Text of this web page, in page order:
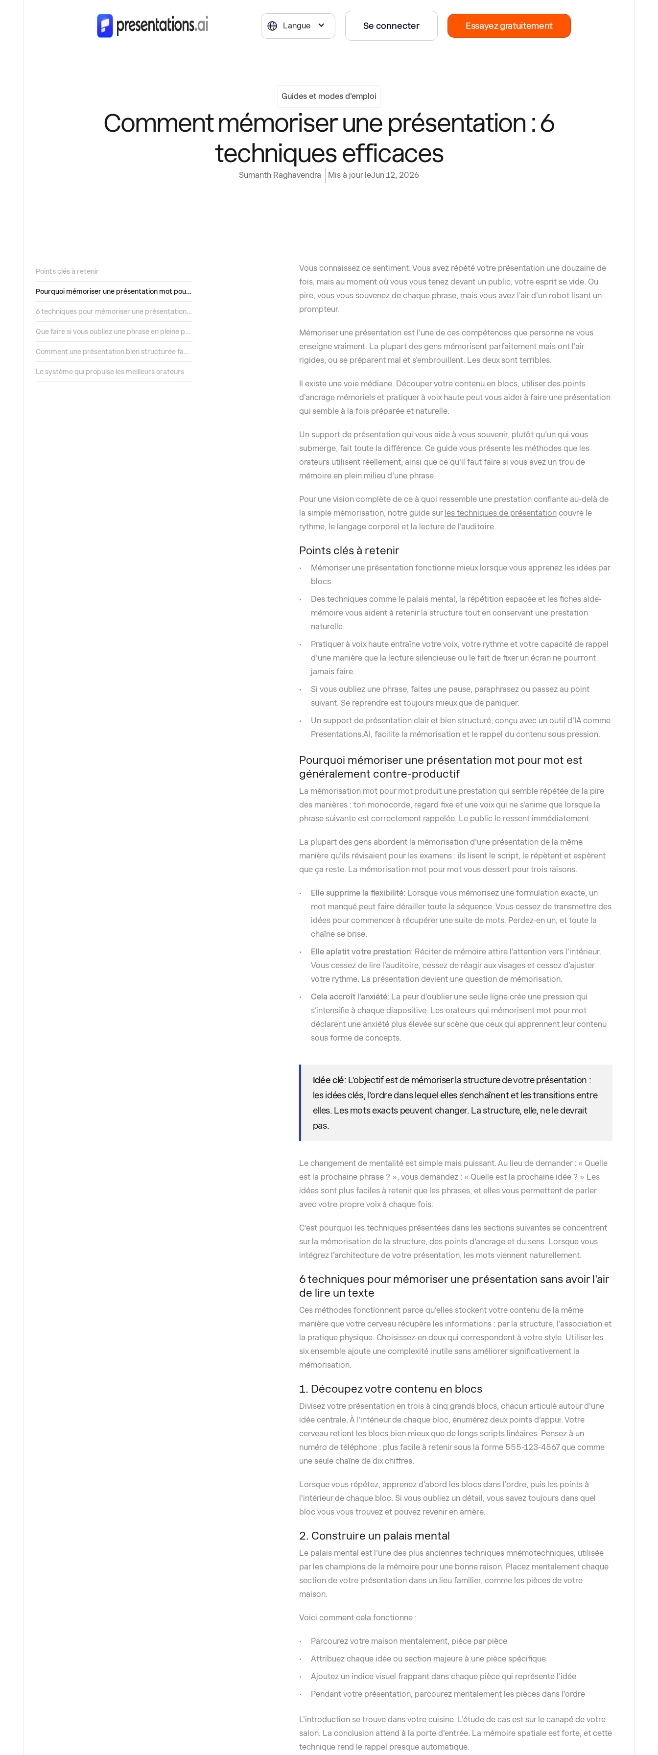
Langue Se connecter Essayez gratuitement
Guides et modes d'emploi
Comment mémoriser une présentation : 6
techniques efficaces
Sumanth Raghavendra Mis à jour leJun 12, 2026
Points clés à retenir
Pourquoi mémoriser une présentation mot pour mot est généralement contre-productif
Le système qui propulse les meilleurs orateurs
Vous connaissez ce sentiment. Vous avez répété votre présentation une douzaine de
fois, mais au moment où vous vous tenez devant un public, votre esprit se vide. Ou
pire, vous vous souvenez de chaque phrase, mais vous avez l'air d'un robot lisant un
prompteur.
Mémoriser une présentation est l'une de ces compétences que personne ne vous
enseigne vraiment. La plupart des gens mémorisent parfaitement mais ont l'air
rigides, ou se préparent mal et s'embrouillent. Les deux sont terribles.
Il existe une voie médiane. Découper votre contenu en blocs, utiliser des points
d'ancrage mémoriels et pratiquer à voix haute peut vous aider à faire une présentation
qui semble à la fois préparée et naturelle.
Un support de présentation qui vous aide à vous souvenir, plutôt qu'un qui vous
submerge, fait toute la différence. Ce guide vous présente les méthodes que les
orateurs utilisent réellement, ainsi que ce qu'il faut faire si vous avez un trou de
mémoire en plein milieu d'une phrase.
Pour une vision complète de ce à quoi ressemble une prestation confiante au-delà de
la simple mémorisation, notre guide sur les techniques de présentationcouvre le
rythme, le langage corporel et la lecture de l'auditoire.
Points clés à retenir
Mémoriser une présentation fonctionne mieux lorsque vous apprenez les idées par
blocs.
Des techniques comme le palais mental, la répétition espacée et les fiches aide-
mémoire vous aident à retenir la structure tout en conservant une prestation
naturelle.
Pratiquer à voix haute entraîne votre voix, votre rythme et votre capacité de rappel
d'une manière que la lecture silencieuse ou le fait de fixer un écran ne pourront
jamais faire.
Si vous oubliez une phrase, faites une pause, paraphrasez ou passez au point
suivant. Se reprendre est toujours mieux que de paniquer.
Un support de présentation clair et bien structuré, conçu avec un outil d'IA comme
Presentations.AI, facilite la mémorisation et le rappel du contenu sous pression.
Pourquoi mémoriser une présentation mot pour mot est
généralement contre-productif
La mémorisation mot pour mot produit une prestation qui semble répétée de la pire
des manières : ton monocorde, regard fixe et une voix qui ne s'anime que lorsque la
phrase suivante est correctement rappelée. Le public le ressent immédiatement.
La plupart des gens abordent la mémorisation d'une présentation de la même
manière qu'ils révisaient pour les examens : ils lisent le script, le répètent et espèrent
que ça reste. La mémorisation mot pour mot vous dessert pour trois raisons.
Elle supprime la flexibilité: Lorsque vous mémorisez une formulation exacte, un
mot manqué peut faire dérailler toute la séquence. Vous cessez de transmettre des
idées pour commencer à récupérer une suite de mots. Perdez-en un, et toute la
chaîne se brise.
Elle aplatit votre prestation: Réciter de mémoire attire l'attention vers l'intérieur.
Vous cessez de lire l'auditoire, cessez de réagir aux visages et cessez d'ajuster
votre rythme. La présentation devient une question de mémorisation.
Cela accroît l'anxiété: La peur d'oublier une seule ligne crée une pression qui
s'intensifie à chaque diapositive. Les orateurs qui mémorisent mot pour mot
déclarent une anxiété plus élevée sur scène que ceux qui apprennent leur contenu
sous forme de concepts.
Idée clé: L'objectif est de mémoriser la structure de votre présentation :
les idées clés, l'ordre dans lequel elles s'enchaînent et les transitions entre
elles. Les mots exacts peuvent changer. La structure, elle, ne le devrait
pas.
Le changement de mentalité est simple mais puissant. Au lieu de demander : « Quelle
est la prochaine phrase ? », vous demandez : « Quelle est la prochaine idée ? » Les
idées sont plus faciles à retenir que les phrases, et elles vous permettent de parler
avec votre propre voix à chaque fois.
C'est pourquoi les techniques présentées dans les sections suivantes se concentrent
sur la mémorisation de la structure, des points d'ancrage et du sens. Lorsque vous
intégrez l'architecture de votre présentation, les mots viennent naturellement.
6 techniques pour mémoriser une présentation sans avoir l'air
de lire un texte
Ces méthodes fonctionnent parce qu'elles stockent votre contenu de la même
manière que votre cerveau récupère les informations : par la structure, l'association et
la pratique physique. Choisissez-en deux qui correspondent à votre style. Utiliser les
six ensemble ajoute une complexité inutile sans améliorer significativement la
mémorisation.
1. Découpez votre contenu en blocs
Divisez votre présentation en trois à cinq grands blocs, chacun articulé autour d'une
idée centrale. À l'intérieur de chaque bloc, énumérez deux points d'appui. Votre
cerveau retient les blocs bien mieux que de longs scripts linéaires. Pensez à un
numéro de téléphone : plus facile à retenir sous la forme 555-123-4567 que comme
une seule chaîne de dix chiffres.
Lorsque vous répétez, apprenez d'abord les blocs dans l'ordre, puis les points à
l'intérieur de chaque bloc. Si vous oubliez un détail, vous savez toujours dans quel
bloc vous vous trouvez et pouvez revenir en arrière.
2. Construire un palais mental
Le palais mental est l'une des plus anciennes techniques mnémotechniques, utilisée
par les champions de la mémoire pour une bonne raison. Placez mentalement chaque
section de votre présentation dans un lieu familier, comme les pièces de votre
maison.
Voici comment cela fonctionne :
Parcourez votre maison mentalement, pièce par pièce
Attribuez chaque idée ou section majeure à une pièce spécifique
Ajoutez un indice visuel frappant dans chaque pièce qui représente l'idée
Pendant votre présentation, parcourez mentalement les pièces dans l'ordre
L'introduction se trouve dans votre cuisine. L'étude de cas est sur le canapé de votre
salon. La conclusion attend à la porte d'entrée. La mémoire spatiale est forte, et cette
technique rend le rappel presque automatique.